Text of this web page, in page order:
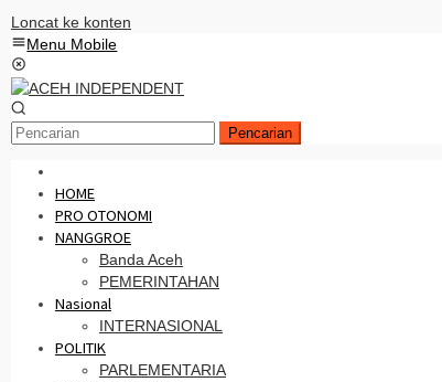
Loncat ke konten
Menu Mobile
Pencarian
HOME
PRO OTONOMI
NANGGROE
Banda Aceh
PEMERINTAHAN
Nasional
INTERNASIONAL
POLITIK
PARLEMENTARIA